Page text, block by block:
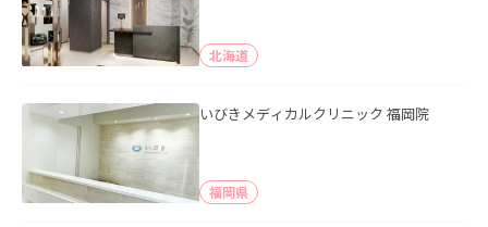
北海道
いびきメディカルクリニック 福岡院
福岡県